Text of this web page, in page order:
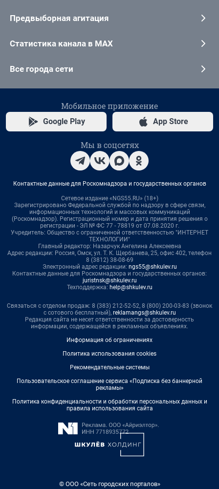
Предвыборная агитация
Статистика канала в MAX
Все города сети
Мобильное приложение
Google Play App Store
Мы в соцсетях
Контактные данные для Роскомнадзора и государственных органов
Сетевое издание «NGS55.RU» (18+)
Зарегистрировано Федеральной службой по надзору в сфере связи,
информационных технологий и массовых коммуникаций
(Роскомнадзор). Регистрационный номер и дата принятия решения о
регистрации - ЭЛ № ФС 77 - 78819 от 07.08.2020 г.
Учредитель: Общество с ограниченной ответственностью "ИНТЕРНЕТ
ТЕХНОЛОГИИ"
Главный редактор: Назарчук Ангелина Алексеевна
Адрес редакции: Россия, Омск, ул. Т. К. Щербанева, 25, офис 402, телефон
8 (3812) 38-08-69
Электронный адрес редакции: ngs55@shkulev.ru
Контактные данные для Роскомнадзора и государственных органов:
juristnsk@shkulev.ru
Техподдержка: help@shkulev.ru
Связаться с отделом продаж: 8 (383) 212-52-52, 8 (800) 200-03-83 (звонок
с сотового бесплатный), reklamangs@shkulev.ru
Редакция сайта не несет ответственности за достоверность
информации, содержащейся в рекламных объявлениях.
Информация об ограничениях
Политика использования cookies
Рекомендательные системы
Пользовательское соглашение сервиса «Подписка без баннерной
рекламы»
Политика конфиденциальности и обработки персональных данных и
правила использования сайта
© ООО «Сеть городских порталов»